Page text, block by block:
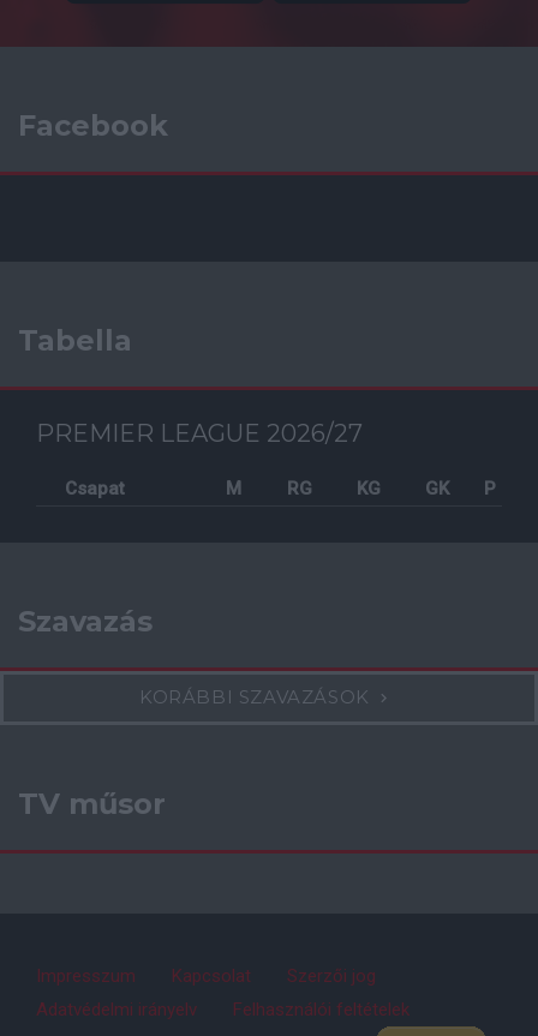
Facebook
Tabella
PREMIER LEAGUE 2026/27
Csapat M RG KG GK P
Szavazás
KORÁBBI SZAVAZÁSOK
TV műsor
Impresszum Kapcsolat
Szerzői jog
Adatvédelmi irányelv
Felhasználói feltételek